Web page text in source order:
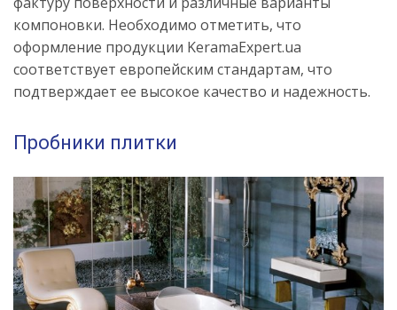
компоновки. Необходимо отметить, что
оформление продукции KeramaExpert.ua
соответствует европейским стандартам, что
подтверждает ее высокое качество и надежность.
Пробники плитки